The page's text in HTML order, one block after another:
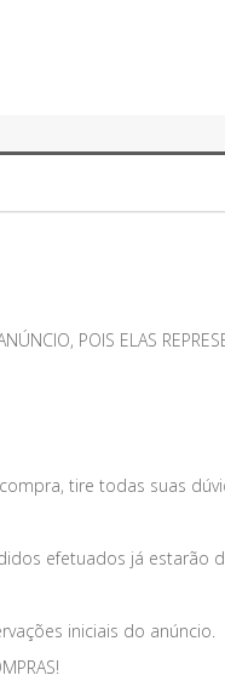
POIS ELAS
compra, tire todas suas
efetuados já estarão
iniciais do anúncio.